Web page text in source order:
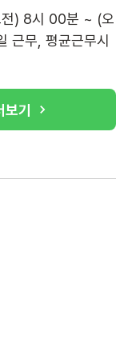
전) 8시 00분 ~ (오
무, 평균근무시
보기